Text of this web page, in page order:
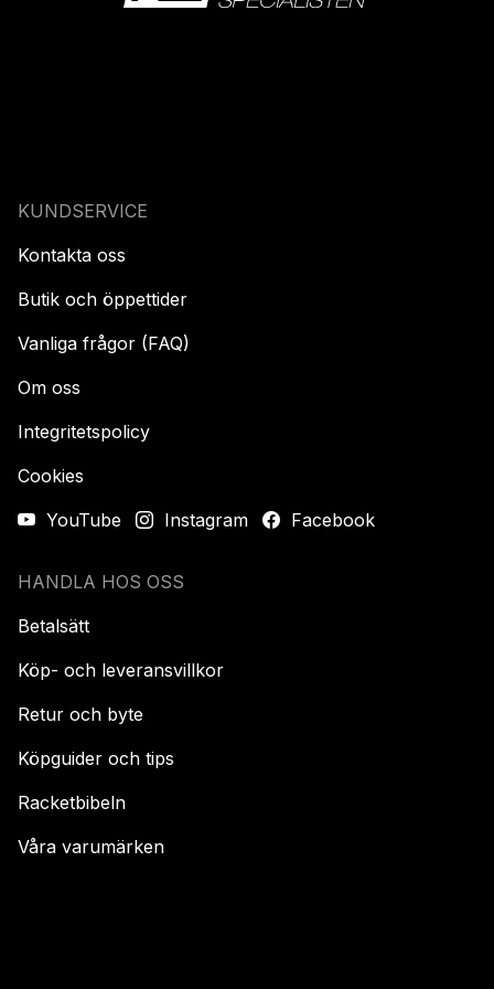
KUNDSERVICE
Kontakta oss
Butik och öppettider
Vanliga frågor (FAQ)
Om oss
Integritetspolicy
Cookies
YouTube
Instagram Facebook
HANDLA HOS OSS
Betalsätt
Köp- och leveransvillkor
Retur och byte
Köpguider och tips
Racketbibeln
Våra varumärken